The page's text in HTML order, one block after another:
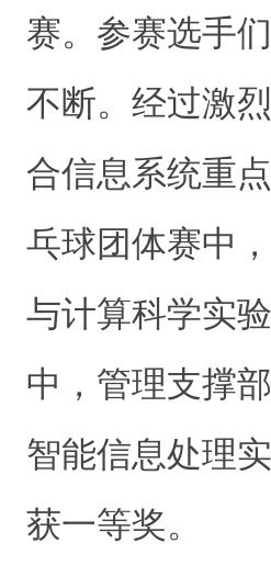
赛。参赛选手
不断。经过激
合信息系统重
乓球团体赛中
与计算科学实
中，管理支撑
智能信息处理
获一等奖。